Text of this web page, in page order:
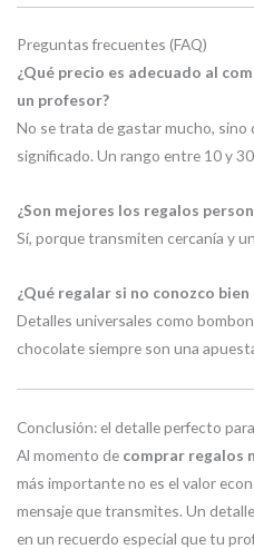
Preguntas frecuentes (FAQ)
¿Qué precio es adecuado al
un profesor?
No se trata de gastar mucho, sino
significado. Un rango entre 10 y
¿Son mejores los regalos
Sí, porque transmiten cercanía y
¿Qué regalar si no conozco
Detalles universales como
chocolate siempre son una
Conclusión: el detalle perfecto
Al momento de comprar regalos
más importante no es el valor
mensaje que transmites. Un
en un recuerdo especial que tu